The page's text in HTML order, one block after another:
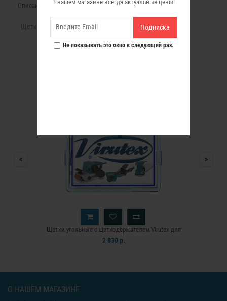
В нашем магазине всегда актуальные цены!
Подписка
Не показывать это окно в следующий раз.
Описание Отзывы (0)
Щетки угольные Virutex для CR94D
Щетки угольные с щеткодержателем Virutex для
FR129VB,FR256N,FR156N,FR292R,FR217S,FR192N,FR356Z
2 830 р.
< >
О НАШЕМ МАГАЗИНЕ